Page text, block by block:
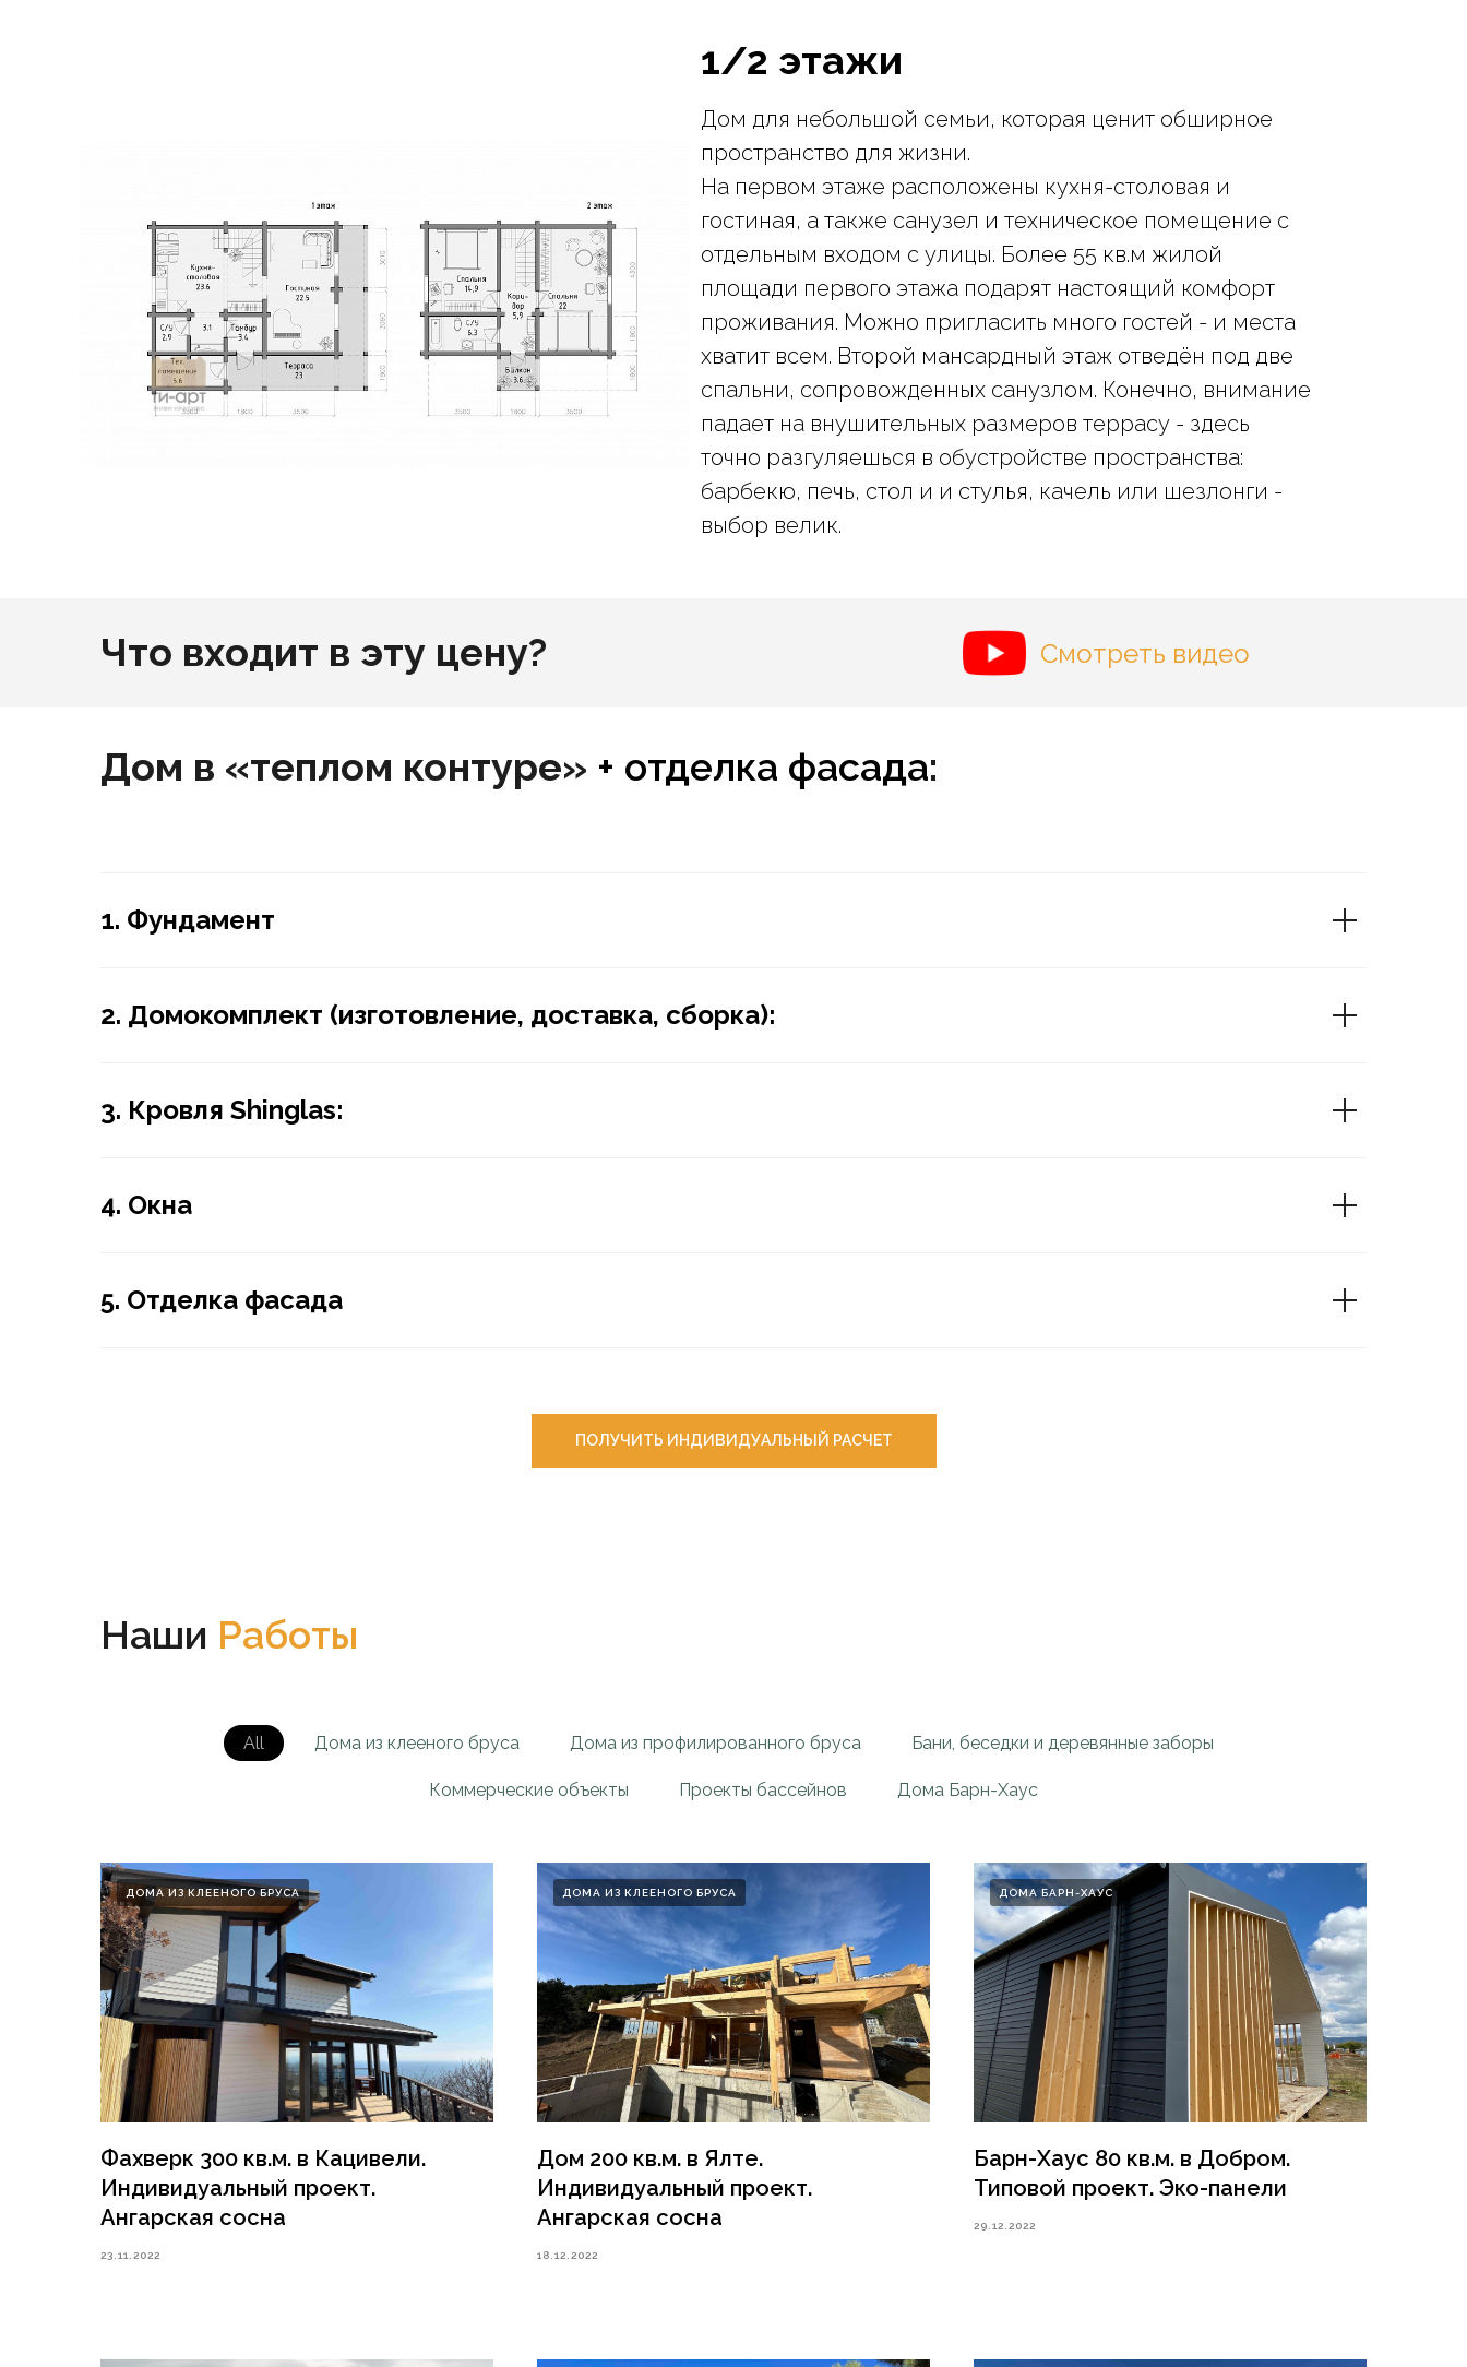
Дом для небольшой семьи, которая ценит обширное
пространство для жизни.
На первом этаже расположены кухня-столовая и
гостиная, а также санузел и техническое помещение с
отдельным входом с улицы. Более 55 кв.м жилой
площади первого этажа подарят настоящий комфорт
проживания. Можно пригласить много гостей - и места
хватит всем. Второй мансардный этаж отведён под две
спальни, сопровожденных санузлом. Конечно, внимание
падает на внушительных размеров террасу - здесь
точно разгуляешься в обустройстве пространства:
барбекю, печь, стол и и стулья, качель или шезлонги -
выбор велик.
1/2 этажи
Что входит в эту цену? Смотреть видео
Дом в «теплом контуре» + отделка фасада:
1. Фундамент
2. Домокомплект (изготовление, доставка, сборка):
3. Кровля Shinglas:
4. Окна
5. Отделка фасада
ПОЛУЧИТЬ ИНДИВИДУАЛЬНЫЙ РАСЧЕТ
Наши Работы
All Дома из клееного бруса Дома из профилированного бруса Бани, беседки и деревянные заборы
Коммерческие объекты Проекты бассейнов Дома Барн-Хаус
ДОМА ИЗ КЛЕЕНОГО БРУСА
Фахверк 300 кв.м. в Кацивели.
Индивидуальный проект.
Ангарская сосна
23.11.2022
ДОМА ИЗ КЛЕЕНОГО БРУСА
Дом 200 кв.м. в Ялте.
Индивидуальный проект.
Ангарская сосна
18.12.2022
ДОМА БАРН-ХАУС
Барн-Хаус 80 кв.м. в Добром.
Типовой проект. Эко-панели
29.12.2022